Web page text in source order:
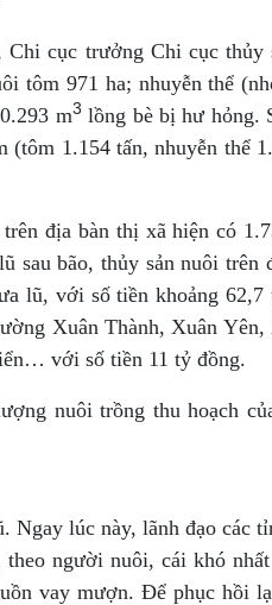
cục trưởng Chi cục
tôm 971 ha; nhuyễn thể
m3 lồng bè bị hư hỏng.
(tôm 1.154 tấn, nhuyễn
địa bàn thị xã hiện có
sau bão, thủy sản nuôi
lũ, với số tiền khoảng
Xuân Thành, Xuân
với số tiền 11 tỷ đồng.
nuôi trồng thu hoạch
Ngay lúc này, lãnh đạo
người nuôi, cái khó
vay mượn. Để phục hồi